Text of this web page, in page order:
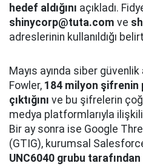
hedef aldığını açıkladı.
shinycorp@tuta.com ve
adreslerinin kullanıldığı
Mayıs ayında siber
Fowler, 184 milyon şifrenin
çıktığını ve bu şifrelerin
medya platformlarıyla
Bir ay sonra ise Google
(GTIG), kurumsal
UNC6040 grubu